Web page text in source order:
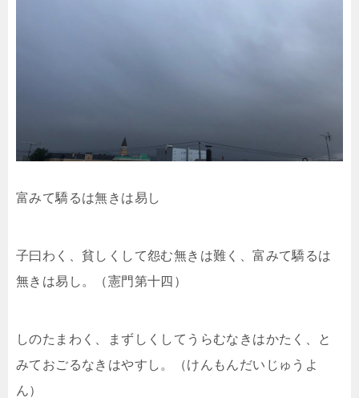
富みて驕るは無きは易し
子曰わく、貧しくして怨む無きは難く、富みて驕るは
無きは易し。（憲門第十四）
しのたまわく、まずしくしてうらむなきはかたく、と
みておごるなきはやすし。（けんもんだいじゅうよ
ん）